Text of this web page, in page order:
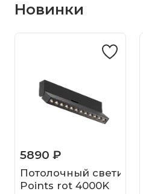
Новинки
5890 ₽
Потолочный
Points rot 4000K